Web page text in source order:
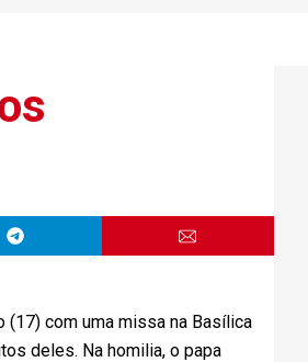
com uma missa na Basílica
deles. Na homilia, o papa